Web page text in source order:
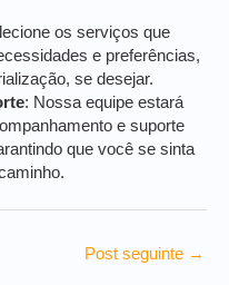
os serviços que
e preferências,
se desejar.
: Nossa equipe estará
e suporte
que você se sinta
Post seguinte →